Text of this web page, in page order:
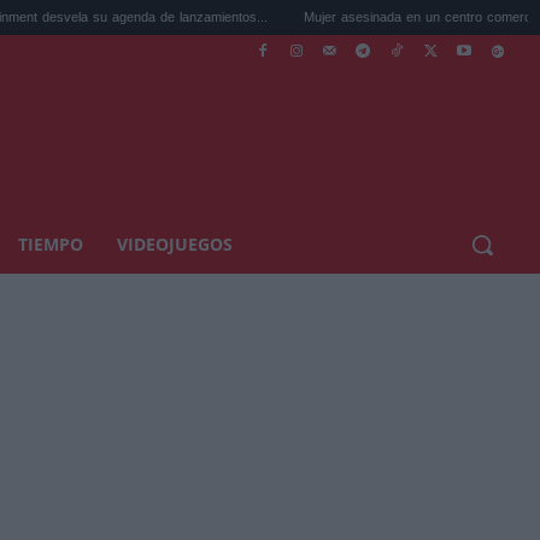
su agenda de lanzamientos... Mujer asesinada en un centro comercial de Murcia:
TIEMPO VIDEOJUEGOS